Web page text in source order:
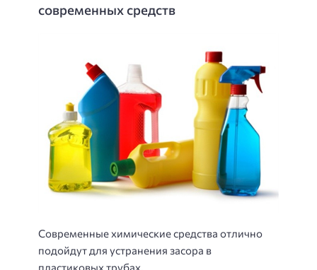
современных средств
Современные химические средства отлично
подойдут для устранения засора в
пластиковых трубах.